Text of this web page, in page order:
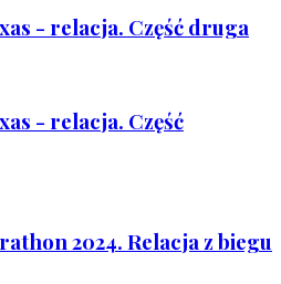
- relacja. Część druga
- relacja. Część
2024. Relacja z biegu